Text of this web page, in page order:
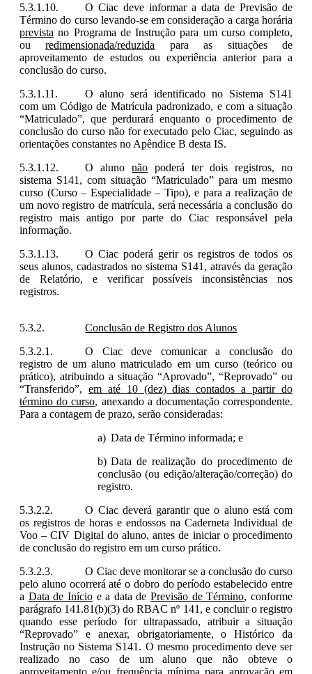
O Ciac deve informar a data de Previsão de
Término do curso levando-se em consideração a carga horária
prevista no Programa de Instrução para um curso completo,
ouredimensionada/reduzida para as situações de
aproveitamento de estudos ou experiência anterior para a
conclusão do curso.
O aluno será identificado no Sistema S141
com um Código de Matrícula padronizado, e com a situação
“Matriculado”, que perdurará enquanto o procedimento de
conclusão do curso não for executado pelo Ciac, seguindo as
orientações constantes no Apêndice B desta IS.
O alunonão poderá ter dois registros, no
sistema S141, com situação “Matriculado” para um mesmo
curso (Curso – Especialidade – Tipo), e para a realização de
um novo registro de matrícula, será necessária a conclusão do
registro mais antigo por parte do Ciac responsável pela
informação.
O Ciac poderá gerir os registros de todos os
seus alunos, cadastrados no sistema S141, através da geração
de Relatório, e verificar possíveis inconsistências nos
registros.
Conclusão de Registro dos Alunos
O Ciac deve comunicar a conclusão do
registro de um aluno matriculado em um curso (teórico ou
prático), atribuindo a situação “Aprovado”, “Reprovado” ou
“Transferido”, em até 10 (dez) dias contados a partir do
término do curso, anexando a documentação correspondente.
Para a contagem de prazo, serão consideradas:
Data de Término informada; e
Data de realização do procedimento de
conclusão (ou edição/alteração/correção) do
registro.
O Ciac deverá garantir que o aluno está com
os registros de horas e endossos na Caderneta Individual de
Voo – CIV Digital do aluno, antes de iniciar o procedimento
de conclusão do registro em um curso prático.
O Ciac deve monitorar se a conclusão do curso
pelo aluno ocorrerá até o dobro do período estabelecido entre
a Data de Inícioe a data dePrevisão de Término, conforme
parágrafo 141.81(b)(3) do RBAC nº 141, e concluir o registro
quando esse período for ultrapassado, atribuir a situação
“Reprovado” e anexar, obrigatoriamente, o Histórico da
Instrução no Sistema S141. O mesmo procedimento deve ser
realizado no caso de um aluno que não obteve o
aproveitamento e/ou frequência mínima para aprovação em